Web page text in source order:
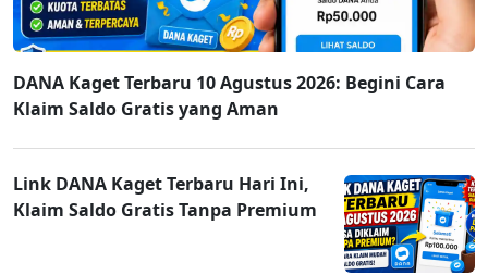
DANA Kaget Terbaru 10 Agustus 2026: Begini Cara
Klaim Saldo Gratis yang Aman
Link DANA Kaget Terbaru Hari Ini,
Klaim Saldo Gratis Tanpa Premium